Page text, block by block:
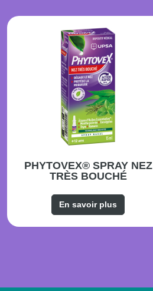
PHYTOVEX® SPRAY NEZ
TRÈS BOUCHÉ
En savoir plus